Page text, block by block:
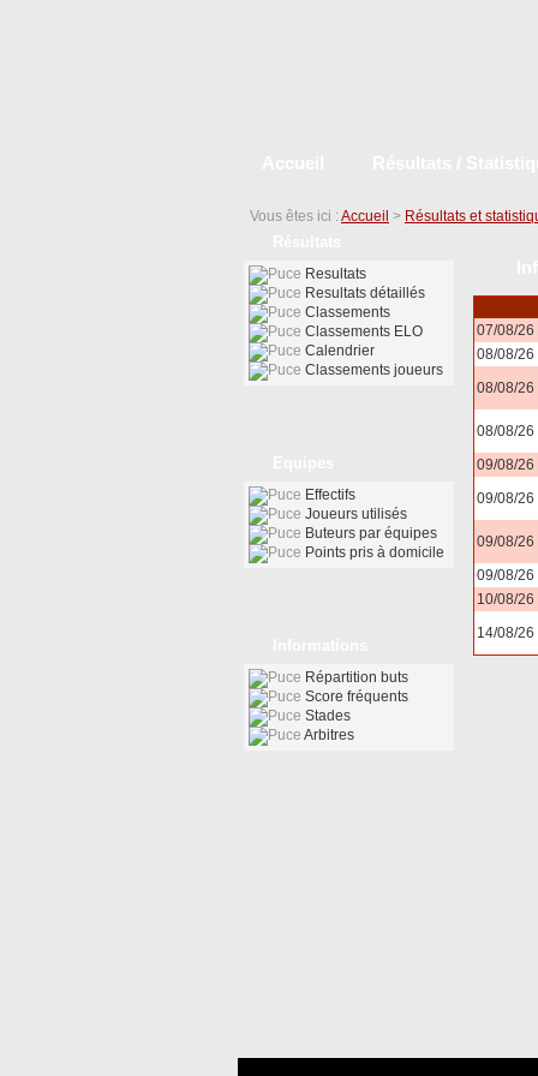
Vous êtes ici : Accueil > Résultats et
07/08/26
08/08/26
08/08/26
08/08/26
09/08/26
09/08/26
09/08/26
09/08/26
10/08/26
14/08/26
Resultats
Resultats détaillés
Classements
Classements ELO
Calendrier
Classements joueurs
Effectifs
Joueurs utilisés
Buteurs par équipes
Points pris à domicile
Répartition buts
Score fréquents
Stades
Arbitres